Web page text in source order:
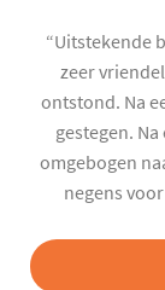
“Uitstekende
zeer
ontstond. Na
gestegen.
omgebogen
negens